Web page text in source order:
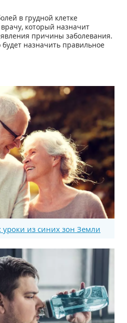
в грудной клетке
который назначит
причины заболевания.
назначить правильное
уроки из синих зон Земли